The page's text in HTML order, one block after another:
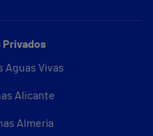
Privados
Aguas Vivas
Alicante
Almería